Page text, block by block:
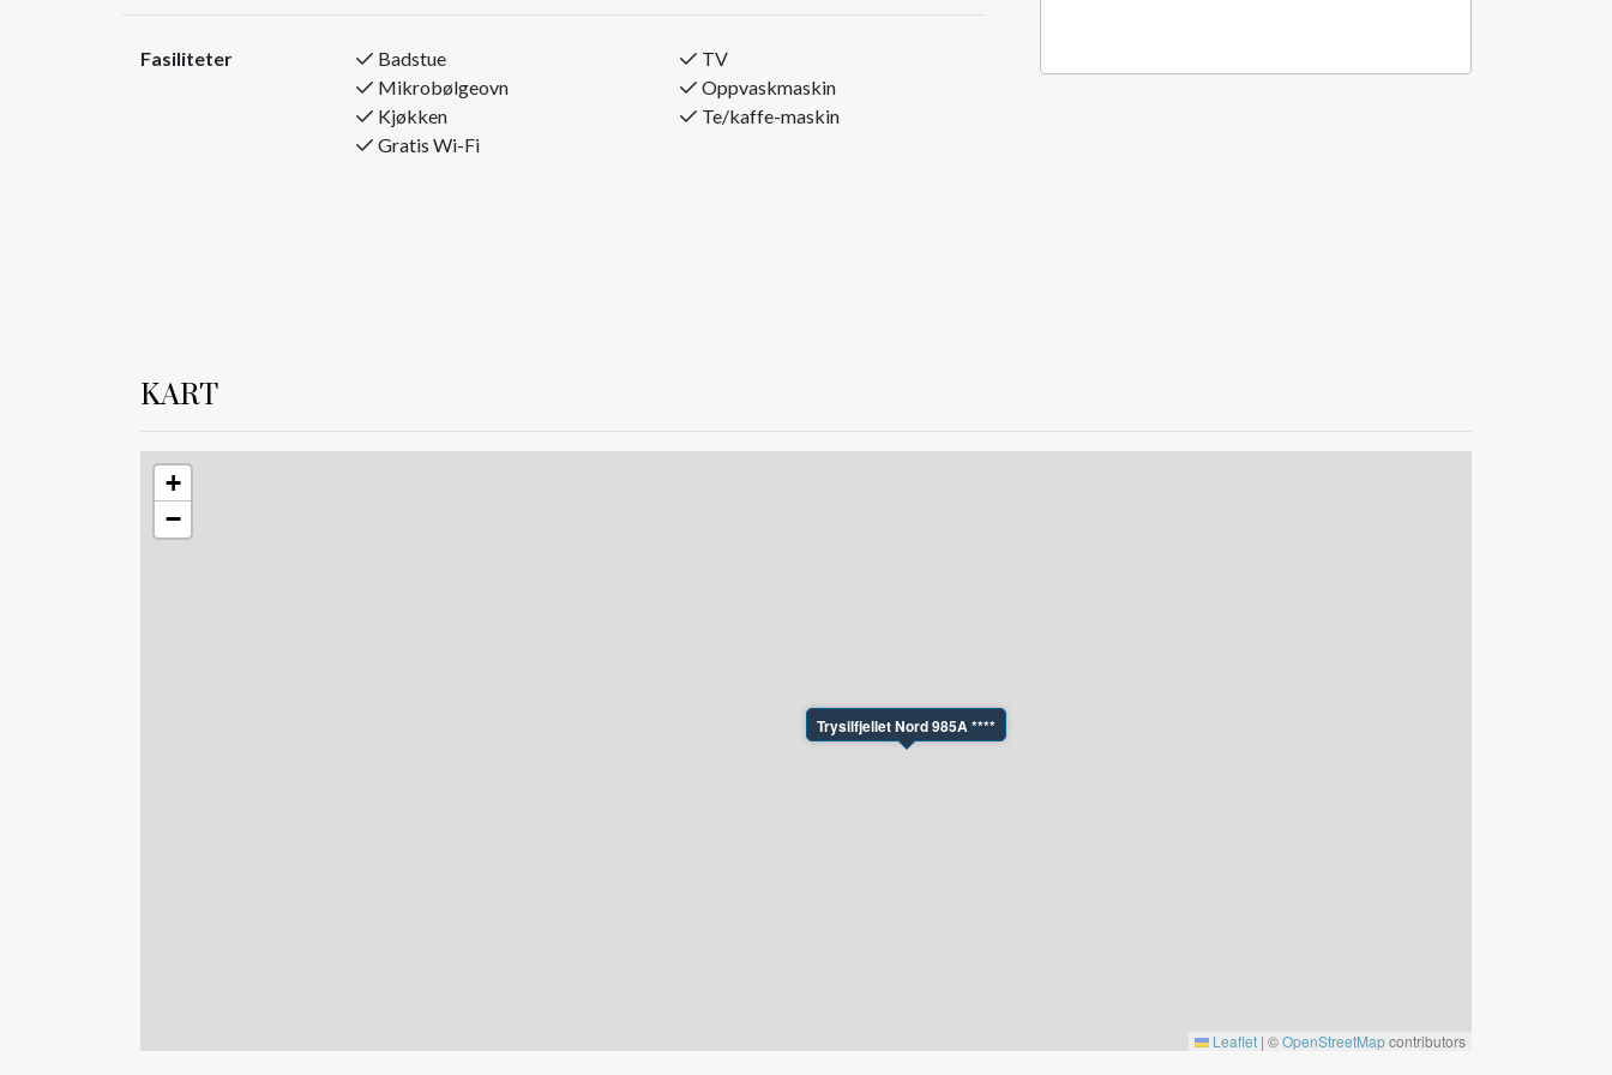
Den sørvendte terrassen gir deg både sol og utsikt – et ideelt sted for avslapning etter en dag i
Avstandene er korte: bare 30 meter til transportløype, 200 meter til heisen og 30 meter til
langrennsspor. Butikk, skiutleie, spa og restauranter ligger ca. 10 minutters gange unna.
3 soverom / 8 sengeplasser
Terrasse med fantastisk utsikt
Røykfritt
Dette er stedet for deg som ønsker kvalitet, komfort og ekte fjellfølelse – rett ved bakken.
Fasiliteter Badstue
TV
Mikrobølgeovn
Oppvaskmaskin
Kjøkken
Te/kaffe-maskin
Gratis Wi-Fi
KART
Trysilfjellet Nord 985A ****
+
−
Leaflet | ©OpenStreetMapcontributors